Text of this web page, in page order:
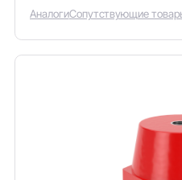
АналогиСопутствующие